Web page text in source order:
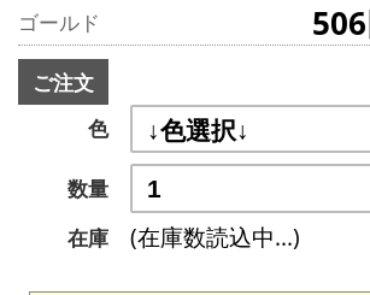
ゴールド
ご注文
色
数量
在庫
(在庫数読込中...)